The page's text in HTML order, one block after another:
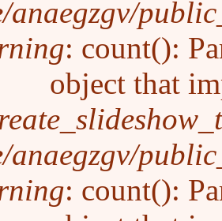
anaegzgv/
: count():
object that
anaegzgv/
: count():